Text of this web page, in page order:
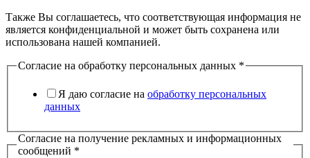
Также Вы соглашаетесь, что соответствующая информация не
является конфиденциальной и может быть сохранена или
использована нашей компанией.
Согласие на обработку персональных данных *
Я даю согласие на обработку персональных
данных
Согласие на получение рекламных и информационных
сообщений *